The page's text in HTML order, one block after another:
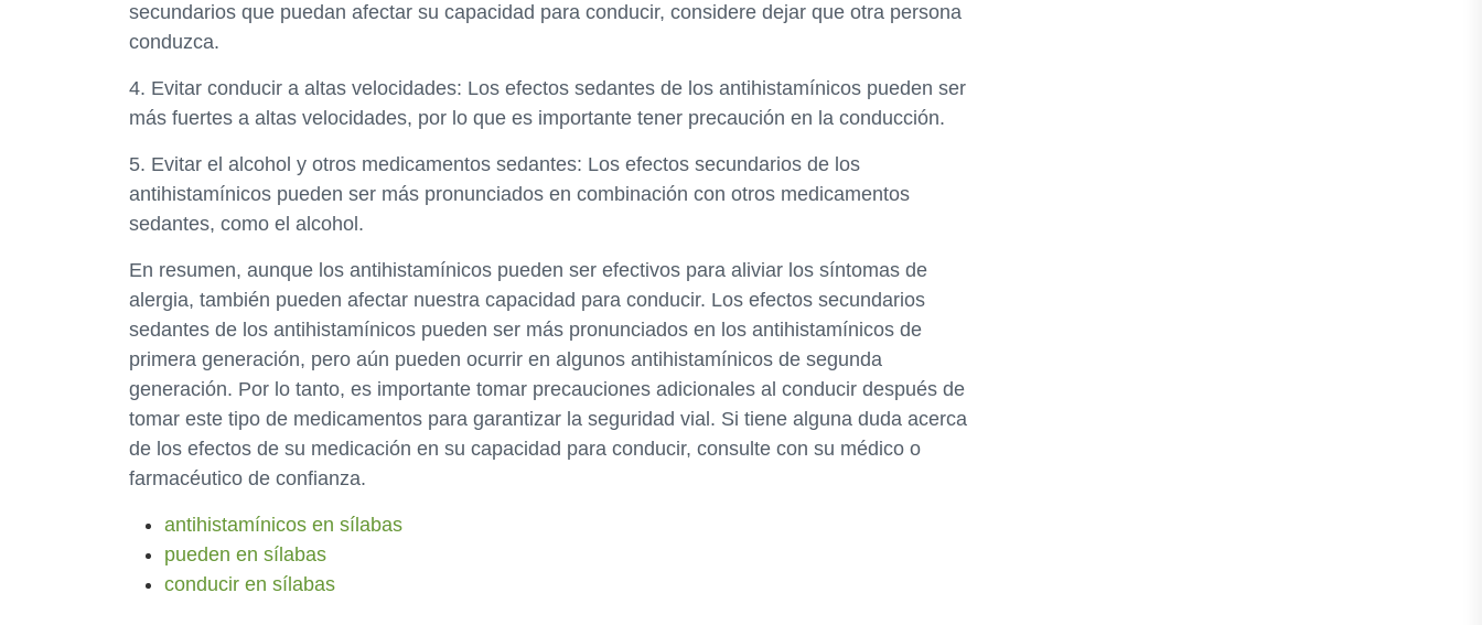
secundarios que puedan afectar su capacidad para conducir, considere dejar que otra persona
conduzca.
4. Evitar conducir a altas velocidades: Los efectos sedantes de los antihistamínicos pueden ser
más fuertes a altas velocidades, por lo que es importante tener precaución en la conducción.
5. Evitar el alcohol y otros medicamentos sedantes: Los efectos secundarios de los
antihistamínicos pueden ser más pronunciados en combinación con otros medicamentos
sedantes, como el alcohol.
En resumen, aunque los antihistamínicos pueden ser efectivos para aliviar los síntomas de
alergia, también pueden afectar nuestra capacidad para conducir. Los efectos secundarios
sedantes de los antihistamínicos pueden ser más pronunciados en los antihistamínicos de
primera generación, pero aún pueden ocurrir en algunos antihistamínicos de segunda
generación. Por lo tanto, es importante tomar precauciones adicionales al conducir después de
tomar este tipo de medicamentos para garantizar la seguridad vial. Si tiene alguna duda acerca
de los efectos de su medicación en su capacidad para conducir, consulte con su médico o
farmacéutico de confianza.
antihistamínicos en sílabas
pueden en sílabas
conducir en sílabas